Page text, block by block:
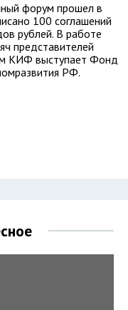
форум прошел в
100 соглашений
рублей. В работе
представителей
КИФ выступает Фонд
РФ.